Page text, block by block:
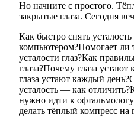
Но начните с простого.
закрытые глаза. Сегодня
Как быстро снять
компьютером?Помогает ли
усталости глаз?Как
глаза?Почему глаза устают
глаза устают каждый день?
усталость — как отличить?
нужно идти к
делать тёплый компресс на